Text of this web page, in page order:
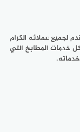
لجميع عملائه الكرام
خدمات المطابخ التي